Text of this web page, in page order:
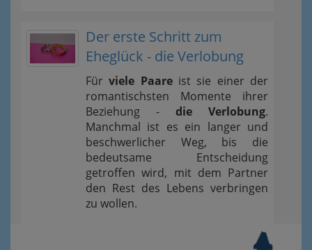
Der erste Schritt zum
Eheglück - die Verlobung
Fürviele Paareist sie einer der
romantischsten Momente ihrer
Beziehung - die Verlobung.
Manchmal ist es ein langer und
beschwerlicher Weg, bis die
bedeutsame Entscheidung
getroffen wird, mit dem Partner
den Rest des Lebens verbringen
zu wollen.